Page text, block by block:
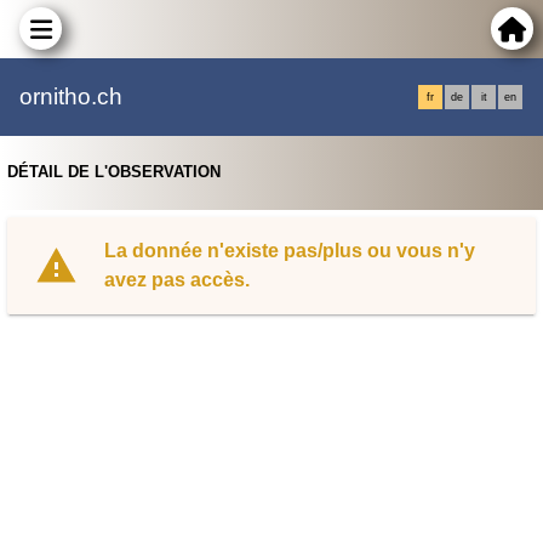
ornitho.ch fr de it en
DÉTAIL DE L'OBSERVATION
La donnée n'existe pas/plus ou vous n'y
avez pas accès.